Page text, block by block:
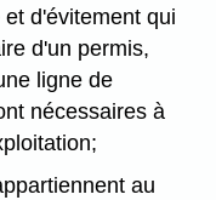
d'évitement qui
d'un permis,
ligne de
nécessaires à
au